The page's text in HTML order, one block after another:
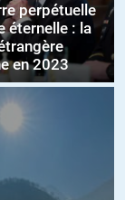
perpétuelle
éternelle : la
en 2023